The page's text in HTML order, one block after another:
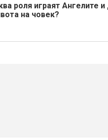
роля играят Ангелите
на човек?